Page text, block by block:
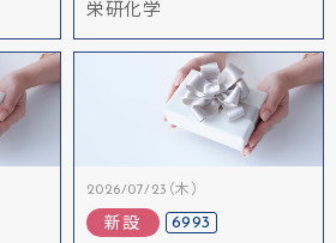
栄研化学
2026/07/23（木）
新設 6993